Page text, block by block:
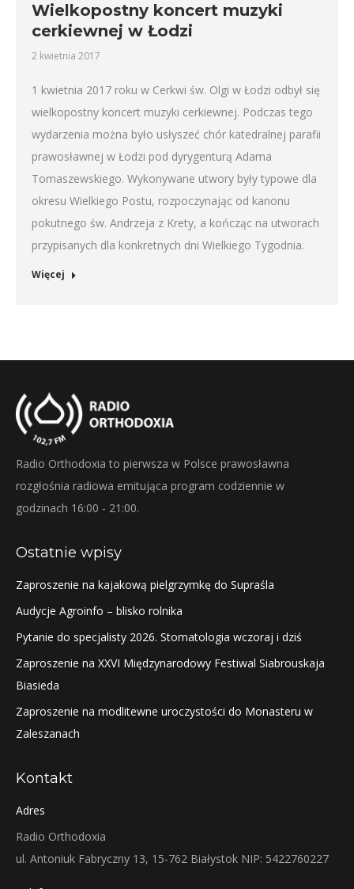
Wielkopostny koncert muzyki
cerkiewnej w Łodzi
2 kwietnia 2017
1 kwietnia 2017 roku w Cerkwi św. Olgi w Łodzi odbył się
wielkopostny koncert muzyki cerkiewnej. Podczas tego
wydarzenia można było usłyszeć chór katedralnej parafii
prawosławnej w Łodzi pod dyrygenturą Adama
Tomaszewskiego. Wykonywane utwory były typowe dla
okresu Wielkiego Postu, rozpoczynając od kanonu
pokutnego św. Andrzeja z Krety, a kończąc na utworach
przypisanych dla konkretnych dni Wielkiego Tygodnia.
Więcej
Radio Orthodoxia to pierwsza w Polsce prawosławna
rozgłośnia radiowa emitująca program codziennie w
godzinach 16:00 - 21:00.
Ostatnie wpisy
Zaproszenie na kajakową pielgrzymkę do Supraśla
Audycje Agroinfo – blisko rolnika
Pytanie do specjalisty 2026. Stomatologia wczoraj i dziś
Zaproszenie na XXVI Międzynarodowy Festiwal Siabrouskaja
Biasieda
Zaproszenie na modlitewne uroczystości do Monasteru w
Zaleszanach
Kontakt
Adres
Radio Orthodoxia
ul. Antoniuk Fabryczny 13, 15-762 Białystok NIP: 5422760227